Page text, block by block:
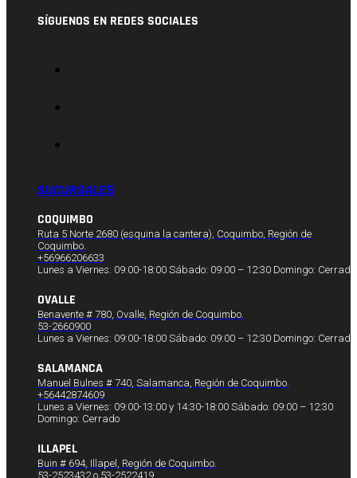
SÍGUENOS EN REDES SOCIALES
SUCURSALES
COQUIMBO
Ruta 5 Norte 2680 (esquina la cantera), Coquimbo, Región de
Coquimbo.
+56966206633
Lunes a Viernes: 09:00-18:00 Sábado: 09:00 – 12:30 Domingo: Cerrado
OVALLE
Benavente # 780, Ovalle, Región de Coquimbo.
53-2660900
Lunes a Viernes: 09:00-18:00 Sábado: 09:00 – 12:30 Domingo: Cerrado
SALAMANCA
Manuel Bulnes # 740, Salamanca, Región de Coquimbo.
+56442874609
Lunes a Viernes: 09:00-13:00 y 14:30-18:00 Sábado: 09:00 – 12:30
Domingo: Cerrado
ILLAPEL
Buin # 694, Illapel, Región de Coquimbo.
53-2523432 o 53-2522419